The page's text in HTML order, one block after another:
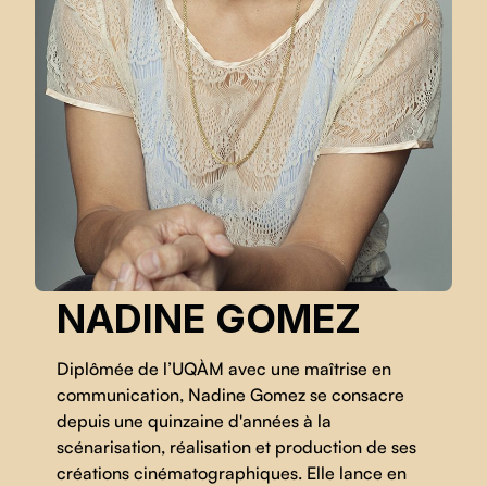
NADINE GOMEZ
Diplômée de l’UQÀM avec une maîtrise en
communication, Nadine Gomez se consacre
depuis une quinzaine d'années à la
scénarisation, réalisation et production de ses
créations cinématographiques. Elle lance en